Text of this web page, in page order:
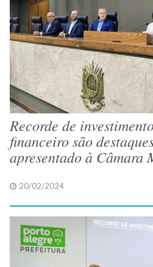
Recorde de
financeiro são
apresentado à Câmara
20/02/2024